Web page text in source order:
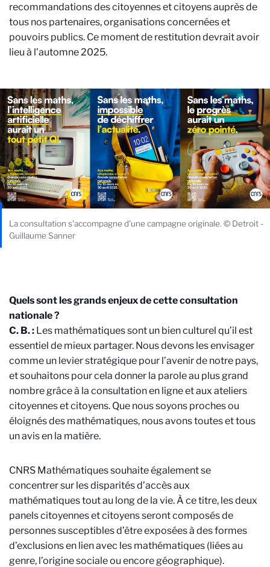
recommandations des citoyennes et citoyens auprès de
tous nos partenaires, organisations concernées et
pouvoirs publics. Ce moment de restitution devrait avoir
lieu à l’automne 2025.
La consultation s'accompagne d'une campagne originale. © Detroit -
Guillaume Sanner
Quels sont les grands enjeux de cette consultation
nationale ?
C. B. : Les mathématiques sont un bien culturel qu’il est
essentiel de mieux partager. Nous devons les envisager
comme un levier stratégique pour l’avenir de notre pays,
et souhaitons pour cela donner la parole au plus grand
nombre grâce à la consultation en ligne et aux ateliers
citoyennes et citoyens. Que nous soyons proches ou
éloignés des mathématiques, nous avons toutes et tous
un avis en la matière.
CNRS Mathématiques souhaite également se
concentrer sur les disparités d’accès aux
mathématiques tout au long de la vie. À ce titre, les deux
panels citoyennes et citoyens seront composés de
personnes susceptibles d’être exposées à des formes
d’exclusions en lien avec les mathématiques (liées au
genre, l’origine sociale ou encore géographique).